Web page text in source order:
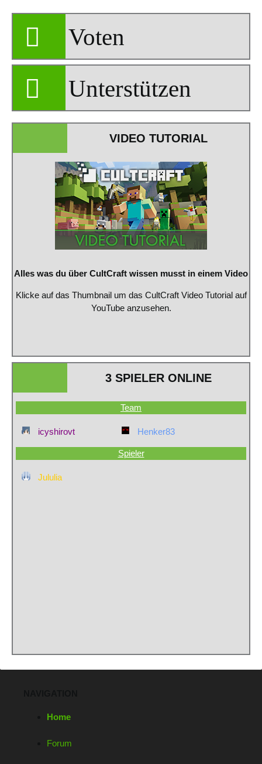
Voten
Unterstützen
VIDEO TUTORIAL
Alles was du über CultCraft wissen musst in einem Video
Klicke auf das Thumbnail um das CultCraft Video Tutorial auf
YouTube anzusehen.
3 SPIELER ONLINE
Team
icyshirovt Henker83
Spieler
Jululia
Home
Forum